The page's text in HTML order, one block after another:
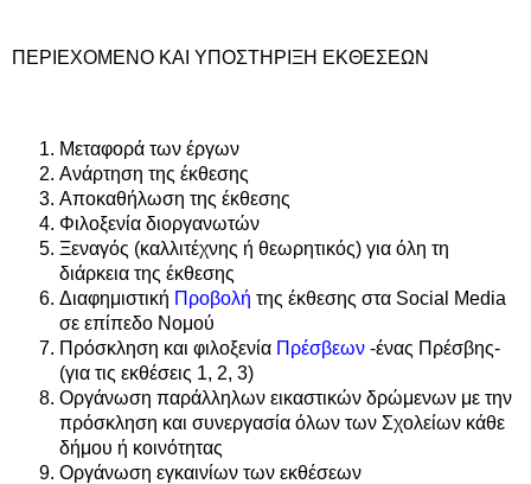
ΠΕΡΙΕΧΟΜΕΝΟ ΚΑΙ ΥΠΟΣΤΗΡΙΞΗ ΕΚΘΕΣΕΩΝ
Μεταφορά των έργων
Ανάρτηση της έκθεσης
Αποκαθήλωση της έκθεσης
Φιλοξενία διοργανωτών
Ξεναγός (καλλιτέχνης ή θεωρητικός) για όλη τη
διάρκεια της έκθεσης
Διαφημιστική Προβολή της έκθεσης στα Social Media
σε επίπεδο Νομού
Πρόσκληση και φιλοξενία Πρέσβεων -ένας Πρέσβης-
(για τις εκθέσεις 1, 2, 3)
Οργάνωση παράλληλων εικαστικών δρώμενων με την
πρόσκληση και συνεργασία όλων των Σχολείων κάθε
δήμου ή κοινότητας
Οργάνωση εγκαινίων των εκθέσεων